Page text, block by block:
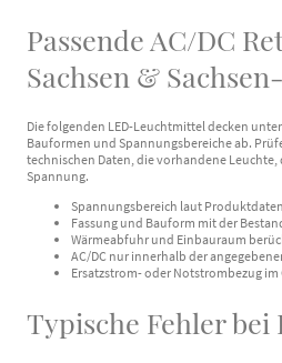
Passende AC/DC
Sachsen &
Die folgenden LED-Leuchtmittel decken
Bauformen und Spannungsbereiche ab.
technischen Daten, die vorhandene
Spannung.
Spannungsbereich laut
Fassung und Bauform mit der
Wärmeabfuhr und Einbauraum
AC/DC nur innerhalb der
Ersatzstrom- oder Notstrombezug
Typische Fehler bei